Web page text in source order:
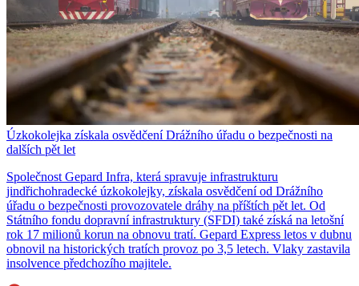
Úzkokolejka získala osvědčení Drážního úřadu o bezpečnosti na
dalších pět let
Společnost Gepard Infra, která spravuje infrastrukturu
jindřichohradecké úzkokolejky, získala osvědčení od Drážního
úřadu o bezpečnosti provozovatele dráhy na příštích pět let. Od
Státního fondu dopravní infrastruktury (SFDI) také získá na letošní
rok 17 milionů korun na obnovu tratí. Gepard Express letos v dubnu
obnovil na historických tratích provoz po 3,5 letech. Vlaky zastavila
insolvence předchozího majitele.